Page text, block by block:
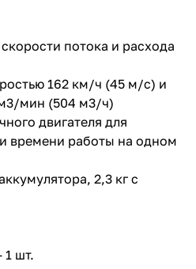
потока и расхода
162 км/ч (45 м/с) и
мин (504 м3/ч)
двигателя для
времени работы на одном
2,3 кг с
1 шт.